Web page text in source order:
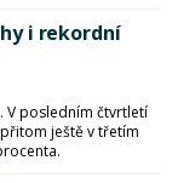
i rekordní
V posledním čtvrtletí
ještě v třetím